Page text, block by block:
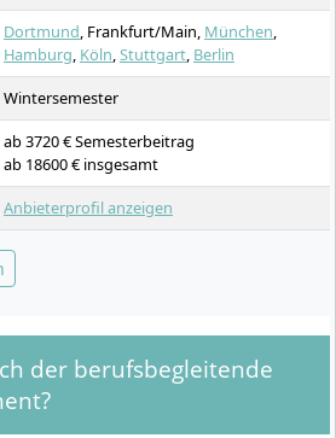
Dortmund, Frankfurt/Main, München,
Hamburg, Köln,Stuttgart, Berlin
Wintersemester
ab 3720 € Semesterbeitrag
ab 18600 € insgesamt
Anbieterprofil anzeigen
der berufsbegleitende